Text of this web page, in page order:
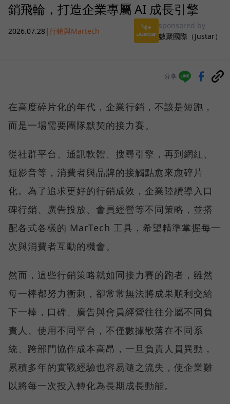
銷飛輪，打造企業專屬 AI 成長引擎
2026.07.28|行銷與Martech
sponsored by
數聚國際（Justar）
分享
在高度碎片化的年代，企業行銷，不該是短跑，
而是一場需要團隊默契的接力賽。
從社群平台、通訊軟體、搜尋引擎，再到網紅、
短影音等，消費者與品牌的接觸點愈來愈碎片
化。為了追求更好的行銷成效，企業陸續導入口
碑行銷、廣告投放、會員經營等不同策略，並搭
配各式各樣的 MarTech 工具，希望精準掌握每一
次與消費者互動的機會。
然而，這些行銷策略就如同接力賽的跑者，雖然
每一棒都努力衝刺，卻常常無法將成果順利交給
下一棒，口碑、廣告與會員經營往往分屬不同負
責人、使用不同平台，不僅數據散落在不同系
統、跨部門協作成本高昂，一旦負責人員異動，
累積多年的實戰經驗也容易隨之流失，使企業難
以將每一次投入轉化為長期成長動能。